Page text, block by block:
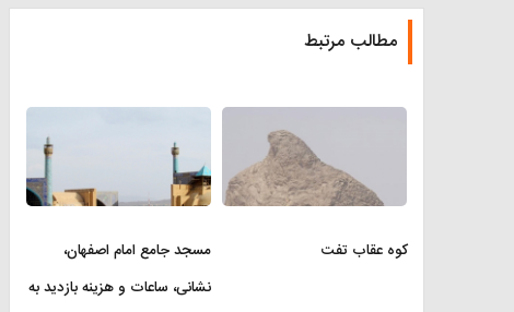
مطالب مرتبط
کوه عقاب تفت
مسجد جامع امام اصفهان،
نشانی، ساعات و هزینه بازدید به